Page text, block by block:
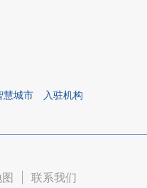
慧城市 入驻机构
联系我们